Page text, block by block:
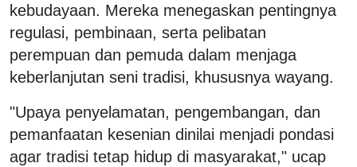
kebudayaan. Mereka menegaskan pentingnya
regulasi, pembinaan, serta pelibatan
perempuan dan pemuda dalam menjaga
keberlanjutan seni tradisi, khususnya wayang.
"Upaya penyelamatan, pengembangan, dan
pemanfaatan kesenian dinilai menjadi pondasi
agar tradisi tetap hidup di masyarakat," ucap